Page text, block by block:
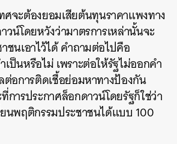
ศจะต้องยอมเสียต้นทุนราคาแพงทาง
วน์โดยหวังว่ามาตรการเหล่านั้นจะ
ชนเอาไว้ได้ คำถามต่อไปคือ
ป็นหรือไม่ เพราะต่อให้รัฐไม่ออกคำ
ต่อการติดเชื้อย่อมหาทางป้องกัน
ารประกาศล็อกดาวน์โดยรัฐก็ใช่ว่า
นพฤติกรรมประชาชนได้แบบ 100